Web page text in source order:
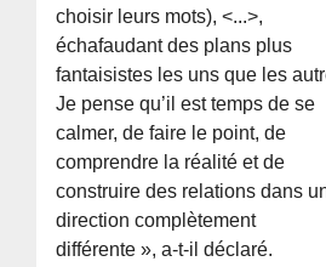
choisir leurs mots), <...>,
échafaudant des plans plus
fantaisistes les uns que les
Je pense qu’il est temps de se
calmer, de faire le point, de
comprendre la réalité et de
construire des relations dans
direction complètement
différente », a-t-il déclaré.